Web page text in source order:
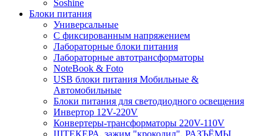
Soshine
Блоки питания
Универсальные
C фиксированным напряжением
Лабораторные блоки питания
Лабораторные автотрансформаторы
NoteBook & Foto
USB блоки питания Мобильные &
Автомобильные
Блоки питания для светодиодного освещения
Инвертор 12V-220V
Конвертеры-трансформаторы 220V-110V
ШТЕКЕРА, зажим "крокодил", РАЗЪЁМЫ